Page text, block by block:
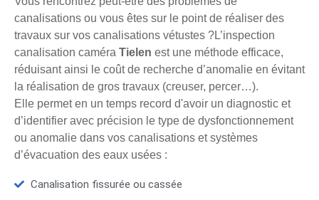
canalisations ou vous êtes sur le point de réaliser des
travaux sur vos canalisations vétustes ?L’inspection
canalisation caméra Tielen est une méthode efficace,
réduisant ainsi le coût de recherche d’anomalie en évitant
la réalisation de gros travaux (creuser, percer…).
Elle permet en un temps record d'avoir un diagnostic et
d’identifier avec précision le type de dysfonctionnement
ou anomalie dans vos canalisations et systèmes
d’évacuation des eaux usées :
Canalisation fissurée ou cassée